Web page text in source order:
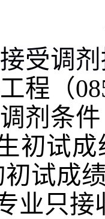
接受调
程（
剂条件
初试
初试成
业只接